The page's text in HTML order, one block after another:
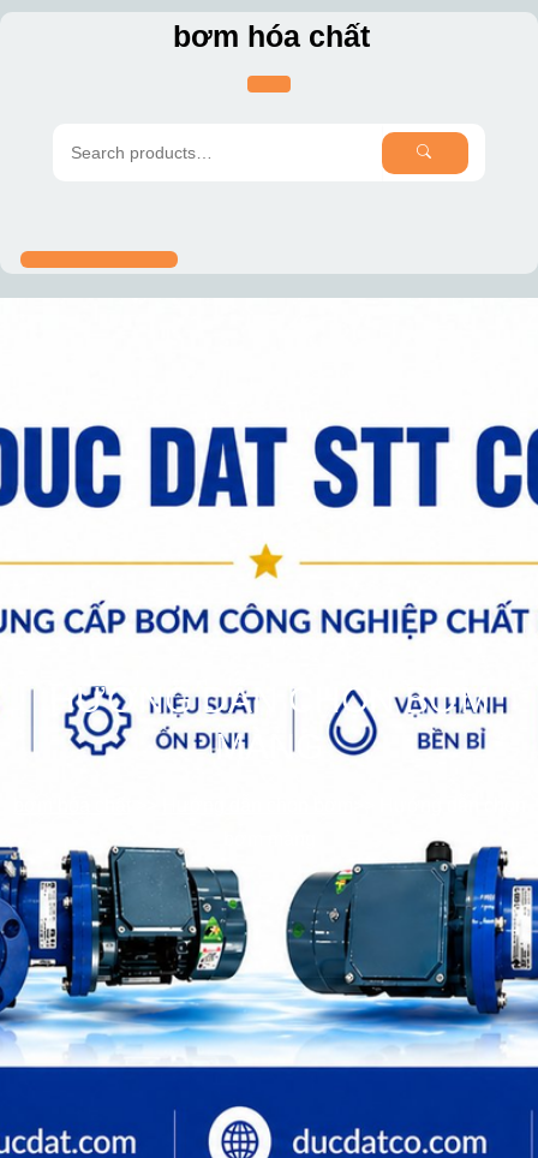
Skip
bơm hóa chất
SEARCH
HƯỚNG DẪN CHỌN BƠM
MÀNG